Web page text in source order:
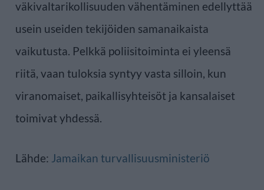
väkivaltarikollisuuden vähentäminen edellyttää
usein useiden tekijöiden samanaikaista
vaikutusta. Pelkkä poliisitoiminta ei yleensä
riitä, vaan tuloksia syntyy vasta silloin, kun
viranomaiset, paikallisyhteisöt ja kansalaiset
toimivat yhdessä.
Lähde: Jamaikan turvallisuusministeriö